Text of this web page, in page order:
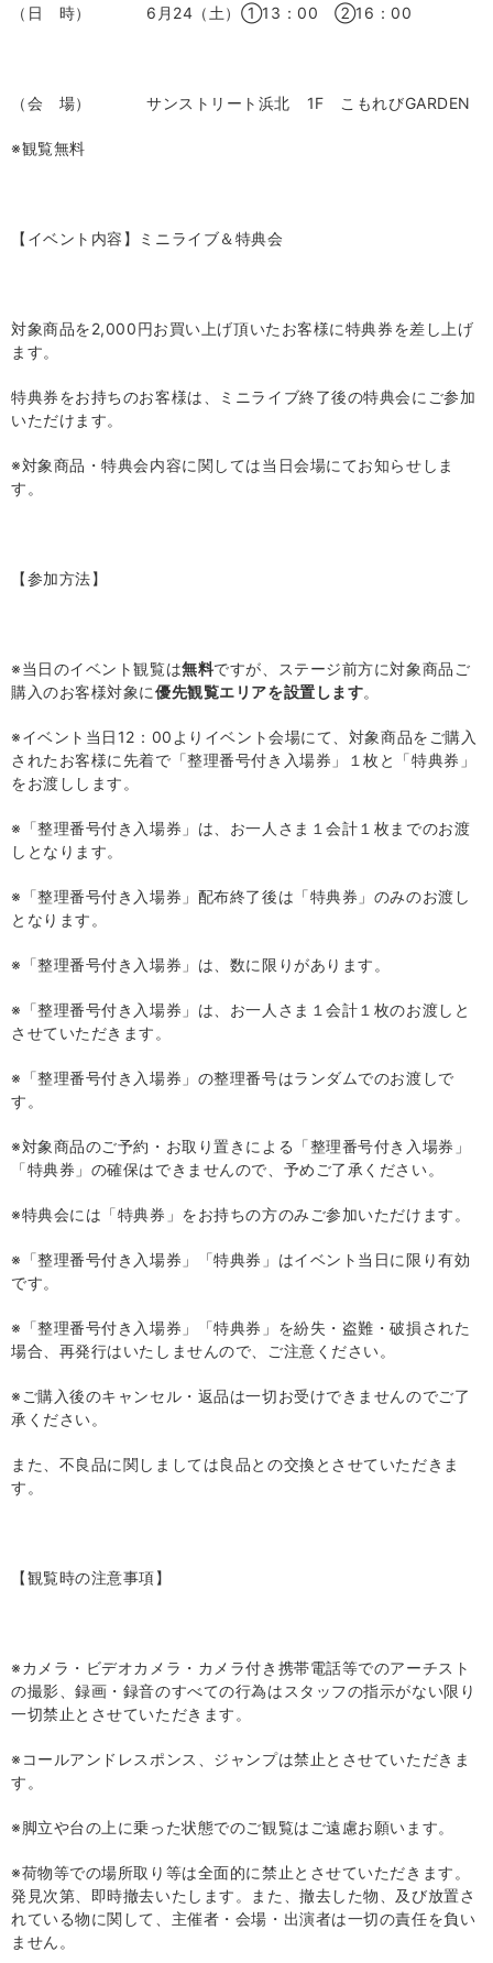
（日 時） 6 月 24 （土）①13 ：00 ②16 ：00
（会 場） サンストリート浜北 1F こもれびGARDEN
※観覧無料
【イベント内容】ミニライブ＆特典会
対象商品を2,000円お買い上げ頂いたお客様に特典券を差し上げ
ます。
特典券をお持ちのお客様は、ミニライブ終了後の特典会にご参加
いただけます。
※対象商品・特典会内容に関しては当日会場にてお知らせしま
す。
【参加方法】
※当日のイベント観覧は無料ですが、ステージ前方に対象商品ご
購入のお客様対象に優先観覧エリアを設置します。
※イベント当日 12 ： 00 よりイベント会場にて、対象商品をご購入
されたお客様に先着で「整理番号付き入場券」１枚と「特典券」
をお渡しします。
※「整理番号付き入場券」は、お一人さま１会計１枚までのお渡
しとなります。
※「整理番号付き入場券」配布終了後は「特典券」のみのお渡し
となります。
※「整理番号付き入場券」は、数に限りがあります。
※「整理番号付き入場券」は、お一人さま１会計１枚のお渡しと
させていただきます。
※「整理番号付き入場券」の整理番号はランダムでのお渡しで
す。
※対象商品のご予約・お取り置きによる「整理番号付き入場券」
「特典券」の確保はできませんので、予めご了承ください。
※特典会には「特典券」をお持ちの方のみご参加いただけます。
※「整理番号付き入場券」「特典券」はイベント当日に限り有効
です。
※「整理番号付き入場券」「特典券」を紛失・盗難・破損された
場合、再発行はいたしませんので、ご注意ください。
※ご購入後のキャンセル・返品は一切お受けできませんのでご了
承ください。
また、不良品に関しましては良品との交換とさせていただきま
す。
【観覧時の注意事項】
※カメラ・ビデオカメラ・カメラ付き携帯電話等でのアーチスト
の撮影、録画・録音のすべての行為はスタッフの指示がない限り
一切禁止とさせていただきます。
※コールアンドレスポンス、ジャンプは禁止とさせていただきま
す。
※脚立や台の上に乗った状態でのご観覧はご遠慮お願います。
※荷物等での場所取り等は全面的に禁止とさせていただきます。
発見次第、即時撤去いたします。また、撤去した物、及び放置さ
れている物に関して、主催者・会場・出演者は一切の責任を負い
ません。